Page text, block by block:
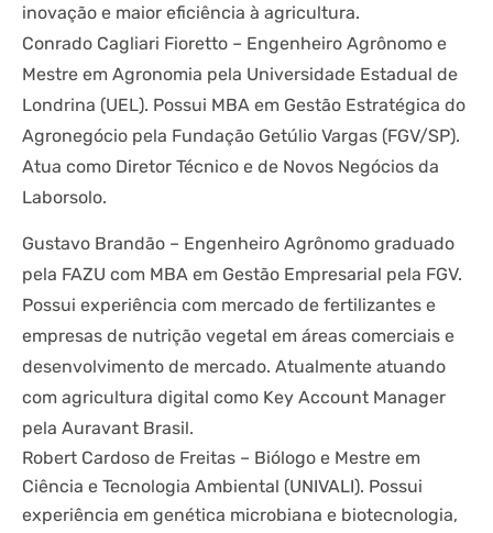
inovação e maior eficiência à agricultura.
Conrado Cagliari Fioretto – Engenheiro Agrônomo e
Mestre em Agronomia pela Universidade Estadual de
Londrina (UEL). Possui MBA em Gestão Estratégica do
Agronegócio pela Fundação Getúlio Vargas (FGV/SP).
Atua como Diretor Técnico e de Novos Negócios da
Laborsolo.
Gustavo Brandão – Engenheiro Agrônomo graduado
pela FAZU com MBA em Gestão Empresarial pela FGV.
Possui experiência com mercado de fertilizantes e
empresas de nutrição vegetal em áreas comerciais e
desenvolvimento de mercado. Atualmente atuando
com agricultura digital como Key Account Manager
pela Auravant Brasil.
Robert Cardoso de Freitas – Biólogo e Mestre em
Ciência e Tecnologia Ambiental (UNIVALI). Possui
experiência em genética microbiana e biotecnologia,